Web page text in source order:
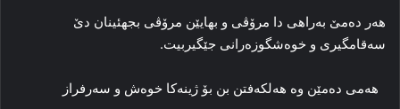
هەر دەمێ بەراهی دا مرۆڤی و بهایێن مرۆڤی بجهئینان دێ
سەقامگیری و خوەشگوزەرانی جێگیربیت.
هەمی دەمێن وە هەلکەفتن بن بۆ ژینەکا خوەش و سەرفراز